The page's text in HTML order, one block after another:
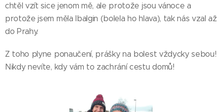
chtěl vzít sice jenom mě, ale protože jsou vánoce a
protože jsem měla Ibalgin (bolela ho hlava), tak nás vzal až
do Prahy.
Z toho plyne ponaučení, prášky na bolest vždycky sebou!
Nikdy nevíte, kdy vám to zachrání cestu domů!